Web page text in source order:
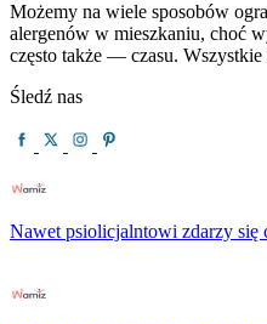
Możemy na wiele sposobów
alergenów w mieszkaniu, choć
często także — czasu. Wszystkie
Śledź nas
Nawet psiolicjalntowi zdarzy się